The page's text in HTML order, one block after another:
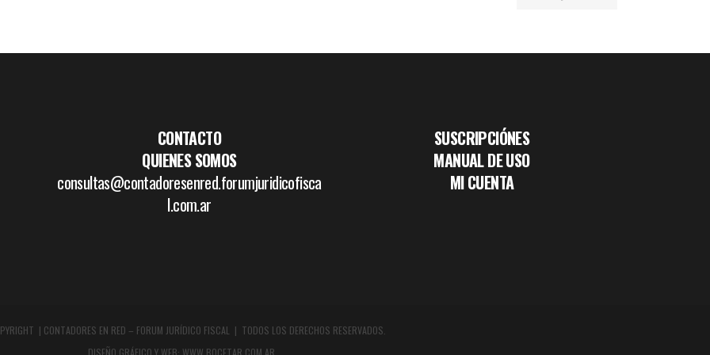
CONTACTO
QUIENES SOMOS
consultas@contadoresenred.forumjuridicofisca
l.com.ar
SUSCRIPCIÓNES
MANUAL DE USO
MI CUENTA
| CONTADORES EN RED – FORUM JURÍDICO FISCAL | TODOS LOS DERECHOS RESERVADOS.
DISEÑO GRÁFICO Y WEB: WWW.BOCETAR.COM.AR